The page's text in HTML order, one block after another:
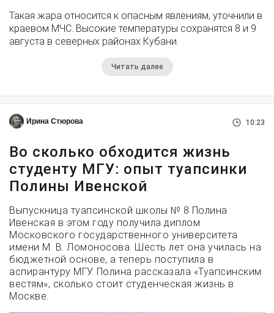
Такая жара относится к опасным явлениям, уточнили в
краевом МЧС. Высокие температуры сохранятся 8 и 9
августа в северных районах Кубани.
Читать далее
Ирина Стюрова 10:23
Во сколько обходится жизнь
студенту МГУ: опыт туапсинки
Полины Ивенской
Выпускница туапсинской школы № 8 Полина
Ивенская в этом году получила диплом
Московского государственного университета
имени М. В. Ломоносова. Шесть лет она училась на
бюджетной основе, а теперь поступила в
аспирантуру МГУ. Полина рассказала «Туапсинским
вестям», сколько стоит студенческая жизнь в
Москве.